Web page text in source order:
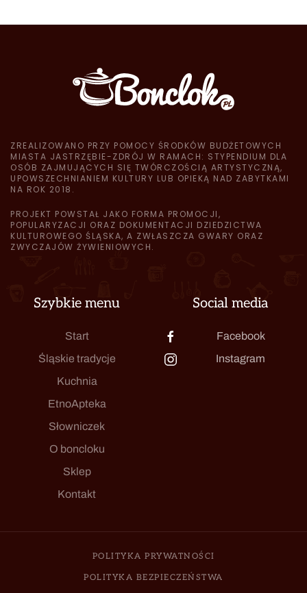
ZREALIZOWANO PRZY POMOCY ŚRODKÓW BUDŻETOWYCH
MIASTA JASTRZĘBIE-ZDRÓJ W RAMACH: STYPENDIUM DLA
OSÓB ZAJMUJĄCYCH SIĘ TWÓRCZOŚCIĄ ARTYSTYCZNĄ,
UPOWSZECHNIANIEM KULTURY LUB OPIEKĄ NAD ZABYTKAMI
NA ROK 2018.
PROJEKT POWSTAŁ JAKO FORMA PROMOCJI,
POPULARYZACJI ORAZ DOKUMENTACJI DZIEDZICTWA
KULTUROWEGO ŚLĄSKA, A ZWŁASZCZA GWARY ORAZ
ZWYCZAJÓW ŻYWIENIOWYCH.
Szybkie menu
Start
Śląskie tradycje
Kuchnia
EtnoApteka
Słowniczek
O boncloku
Sklep
Kontakt
Social media
Facebook
Instagram
POLITYKA PRYWATNOŚCI
POLITYKA BEZPIECZEŃSTWA